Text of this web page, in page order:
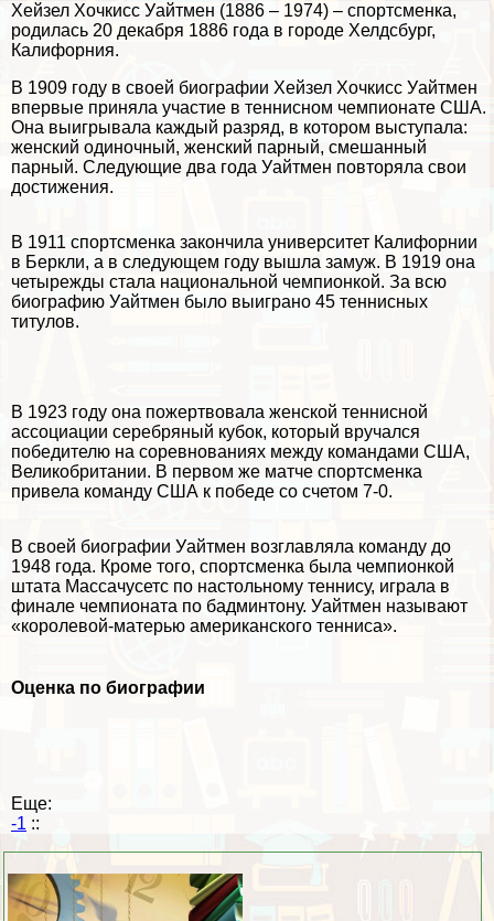
Хейзел Хочкисс Уайтмен (1886 – 1974) – спортсменка,
родилась 20 декабря 1886 года в городе Хелдсбург,
Калифорния.
В 1909 году в своей биографии Хейзел Хочкисс Уайтмен
впервые приняла участие в теннисном чемпионате США.
Она выигрывала каждый разряд, в котором выступала:
женский одиночный, женский парный, смешанный
парный. Следующие два года Уайтмен повторяла свои
достижения.
В 1911 спортсменка закончила университет Калифорнии
в Беркли, а в следующем году вышла замуж. В 1919 она
четырежды стала национальной чемпионкой. За всю
биографию Уайтмен было выиграно 45 теннисных
титулов.
В 1923 году она пожертвовала женской теннисной
ассоциации серебряный кубок, который вручался
победителю на соревнованиях между комaндами США,
Великобритании. В первом же матче спортсменка
привела комaнду США к победе со счетом 7-0.
В своей биографии Уайтмен возглавляла комaнду до
1948 года. Кроме того, спортсменка была чемпионкой
штата Массачусетс по настольному теннису, играла в
финале чемпионата по бадминтону. Уайтмен называют
«королевой-матерью американского тенниса».
Оценка по биографии
Еще:
-1 ::